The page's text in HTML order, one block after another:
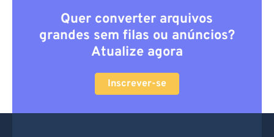
Quer converter arquivos
grandes sem filas ou anúncios?
Atualize agora
Inscrever-se